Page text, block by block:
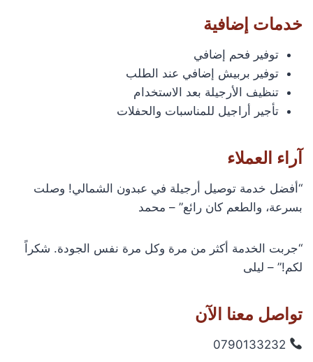
خدمات إضافية
توفير فحم إضافي
توفير بربيش إضافي عند الطلب
تنظيف الأرجيلة بعد الاستخدام
تأجير أراجيل للمناسبات والحفلات
آراء العملاء
“أفضل خدمة توصيل أرجيلة في عبدون الشمالي! وصلت
بسرعة، والطعم كان رائع” – محمد
“جربت الخدمة أكثر من مرة وكل مرة نفس الجودة. شكراً
لكم!” – ليلى
تواصل معنا الآن